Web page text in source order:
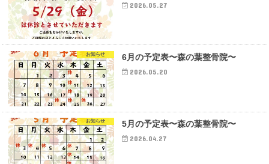
2026.05.27
お知らせ 6月の予定表〜森の葉整骨院〜
2026.05.20
お知らせ 5月の予定表〜森の葉整骨院〜
2026.04.27